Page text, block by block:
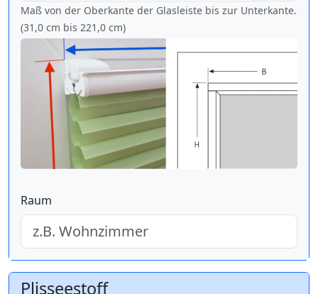
Maß von der Oberkante der Glasleiste bis zur Unterkante.
(31,0 cm bis 221,0 cm)
Raum
Plisseestoff